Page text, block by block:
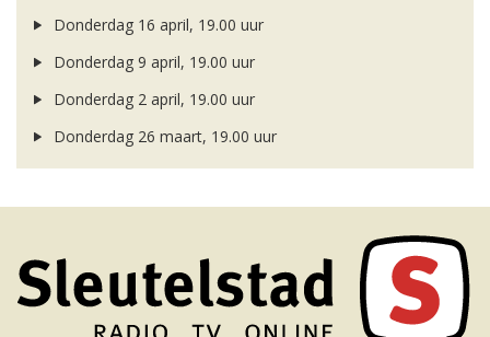
Donderdag 16 april, 19.00 uur
Donderdag 9 april, 19.00 uur
Donderdag 2 april, 19.00 uur
Donderdag 26 maart, 19.00 uur